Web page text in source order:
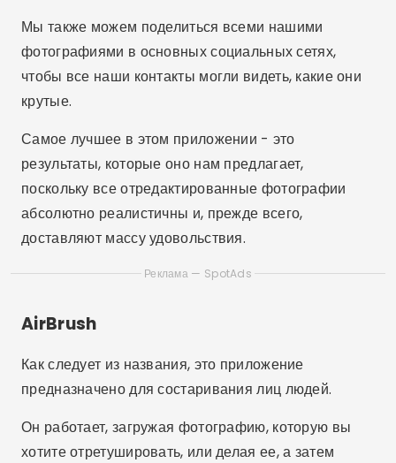
Мы также можем поделиться всеми нашими
фотографиями в основных социальных сетях,
чтобы все наши контакты могли видеть, какие они
крутые.
Самое лучшее в этом приложении - это
результаты, которые оно нам предлагает,
поскольку все отредактированные фотографии
абсолютно реалистичны и, прежде всего,
доставляют массу удовольствия.
Реклама — SpotAds
AirBrush
Как следует из названия, это приложение
предназначено для состаривания лиц людей.
Он работает, загружая фотографию, которую вы
хотите отретушировать, или делая ее, а затем